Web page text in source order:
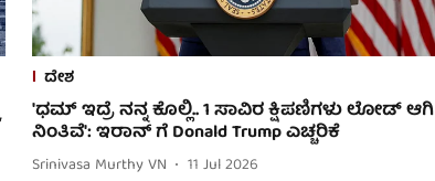
ದೇಶ
'ಧಮ್ ಇದ್ರೆ ನನ್ನ ಕೊಲ್ಲಿ.. 1 ಸಾವಿರ ಕ್ಷಿಪಣಿಗಳು ಲೋಡ್ ಆಗಿ
ನಿಂತಿವೆ': ಇರಾನ್ ಗೆ Donald Trump ಎಚ್ಚರಿಕೆ
Srinivasa Murthy VN 11 Jul 2026